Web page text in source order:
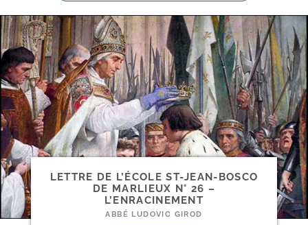
LETTRE DE L’ÉCOLE ST-​JEAN-​BOSCO
DE MARLIEUX N° 26 –
L’ENRACINEMENT
ABBÉ LUDOVIC GIROD